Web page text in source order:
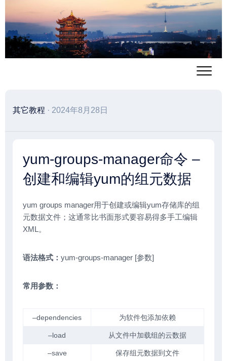
至
容
其它教程 · 2024年8月28日
yum-groups-manager命令 –
创建和编辑yum的组元数据
yum groups manager用于创建或编辑yum存储库的组
元数据文件；这通常比书面形式要容易得多手工编辑
XML。
语法格式： yum-groups-manager [参数]
常用参数：
–dependencies 为软件包添加依赖
–load 从文件中加载组的云数据
–save 保存组元数据到文件